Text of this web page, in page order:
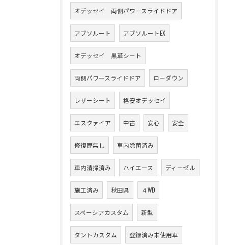
オデッセイ 両側パワースライドドア
アブソルート アブソルートEX
オデッセイ 黒革シート
両側パワースライドドア ローダウン
レザーシート 格安オデッセイ
エスクァイア 中古 安心 安全
修復歴無し 車内除菌済み
車内清掃済み ハイエース ディーゼル
施工済み 秋田県 ４WD
スペーシアカスタム 新型
タントカスタム 登録済み未使用車